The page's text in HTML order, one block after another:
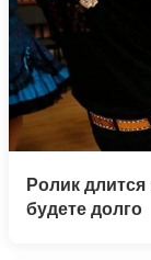
Ролик
будете долго